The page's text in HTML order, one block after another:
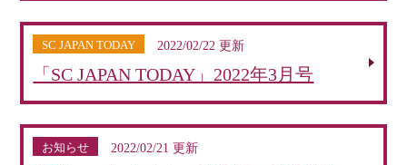
SC JAPAN TODAY 2022/02/22 更新
「SC JAPAN TODAY」2022年3月号
お知らせ 2022/02/21 更新